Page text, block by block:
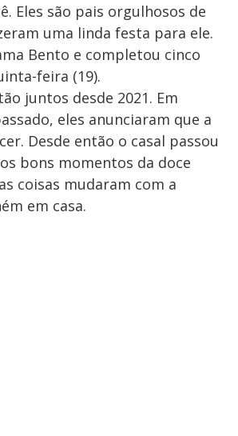
Eles são pais orgulhosos de
uma linda festa para ele.
Bento e completou cinco
feira (19).
juntos desde 2021. Em
eles anunciaram que a
Desde então o casal passou
bons momentos da doce
coisas mudaram com a
em casa.